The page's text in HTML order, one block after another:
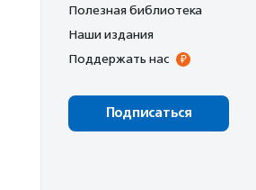
Полезная библиотека
Наши издания
Поддержать нас
Подписаться